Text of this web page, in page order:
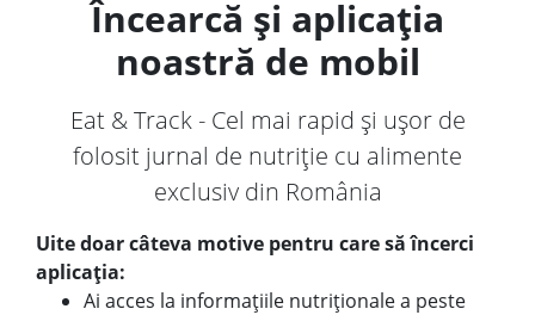
Încearcă și aplicația
noastră de mobil
Eat & Track - Cel mai rapid și ușor de
folosit jurnal de nutriție cu alimente
exclusiv din România
Uite doar câteva motive pentru care să încerci
aplicația:
Ai acces la informațiile nutriționale a peste